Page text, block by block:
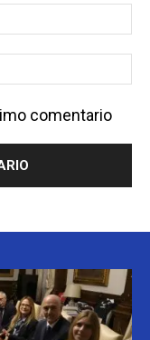
comentario